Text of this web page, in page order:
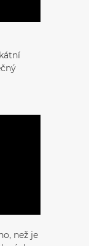
než je